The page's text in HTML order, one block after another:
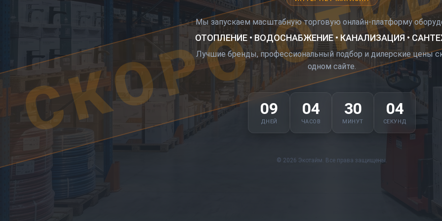
Мы запускаем масштабную торговую онлайн-платформу
ОТОПЛЕНИЕ • ВОДОСНАБЖЕНИЕ • КАНАЛИЗАЦИЯ •
Лучшие бренды, профессиональный подбор и дилерские цены
одном сайте.
09
ДНЕЙ
04
ЧАСОВ
30
МИНУТ
03
СЕКУНД
© 2026 Экотайм. Все права защищены.